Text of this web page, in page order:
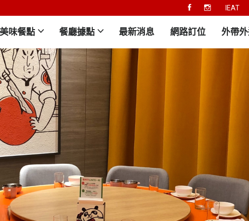
IEAT
美味餐點 餐廳據點 最新消息 網路訂位 外帶